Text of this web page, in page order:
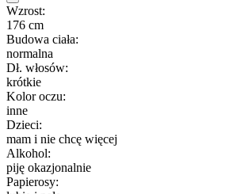
Wzrost:
176 cm
Budowa ciała:
normalna
Dł. włosów:
krótkie
Kolor oczu:
inne
Dzieci:
mam i nie chcę więcej
Alkohol:
piję okazjonalnie
Papierosy: